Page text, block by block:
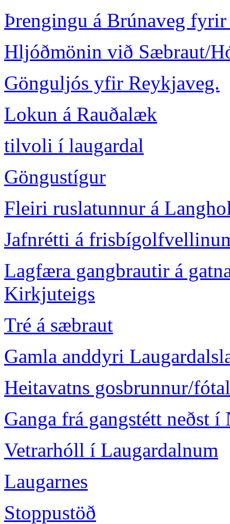
Þrengingu á Brúnaveg
Hljóðmönin við Sæbraut/
Gönguljós yfir Reykjaveg.
Lokun á Rauðalæk
tilvoli í laugardal
Göngustígur
Fleiri ruslatunnur á
Jafnrétti á
Lagfæra gangbrautir á
Kirkjuteigs
Tré á sæbraut
Gamla anddyri
Heitavatns gosbrunnur/
Ganga frá gangstétt neðst
Vetrarhóll í Laugardalnum
Laugarnes
Stoppustöð